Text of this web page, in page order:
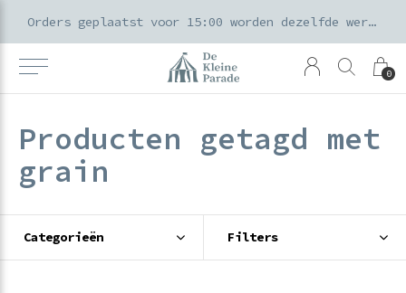
0
Orders geplaatst voor 15:00 worden dezelfde werkdag verzonden
Producten getagd met
grain
Categorieën Filters